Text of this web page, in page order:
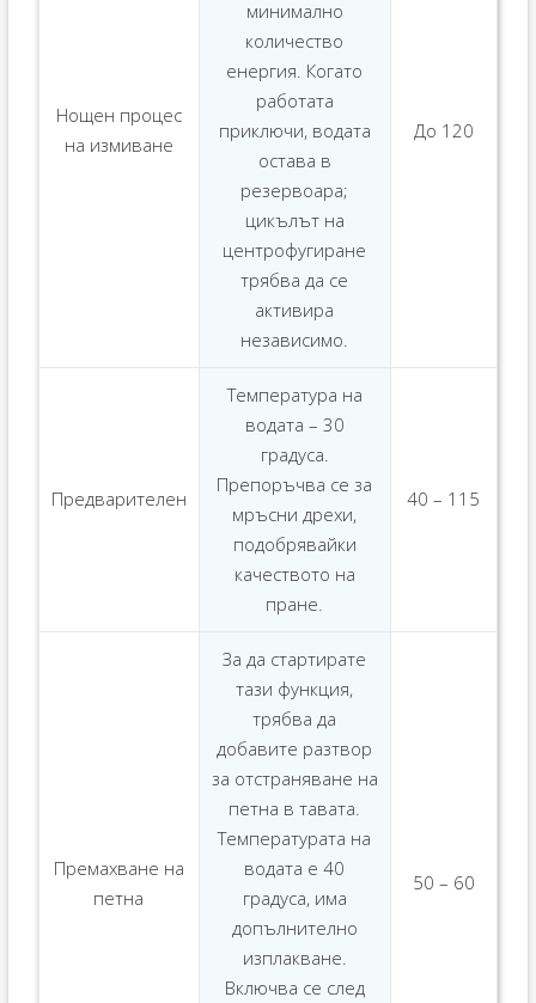
Нощен процес
на измиване
минимално
количество
енергия. Когато
работата
приключи, водата
остава в
резервоара;
цикълът на
центрофугиране
трябва да се
активира
независимо.
До 120
Предварителен
Температура на
водата – 30
градуса.
Препоръчва се за
мръсни дрехи,
подобрявайки
качеството на
пране.
40 – 115
Премахване на
петна
За да стартирате
тази функция,
трябва да
добавите разтвор
за отстраняване на
петна в тавата.
Температурата на
водата е 40
градуса, има
допълнително
изплакване.
Включва се след
50 – 60